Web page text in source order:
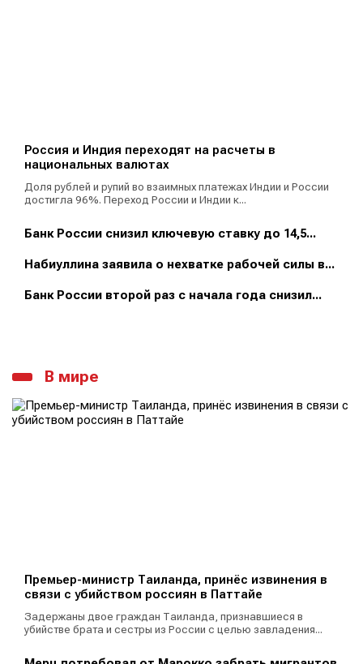
Россия и Индия переходят на расчеты в
национальных валютах
Доля рублей и рупий во взаимных платежах Индии и России
достигла 96%. Переход России и Индии к...
Банк России снизил ключевую ставку до 14,5...
Набиуллина заявила о нехватке рабочей силы в...
Банк России второй раз с начала года снизил...
В мире
Премьер-министр Таиланда, принёс извинения в
связи с убийством россиян в Паттайе
Задержаны двое граждан Таиланда, признавшиеся в
убийстве брата и сестры из России с целью завладения...